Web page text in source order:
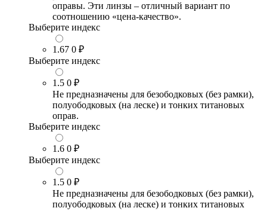
оправы. Эти линзы – отличный вариант по
соотношению «цена-качество».
Выберите индекс
1.67 0 ₽
Выберите индекс
1.5 0 ₽
Не предназначены для безободковых (без рамки),
полуободковых (на леске) и тонких титановых
оправ.
Выберите индекс
1.6 0 ₽
Выберите индекс
1.5 0 ₽
Не предназначены для безободковых (без рамки),
полуободковых (на леске) и тонких титановых